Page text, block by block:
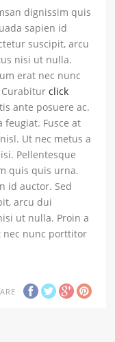
dignissim quis
sapien id
suscipit, arcu
nisi ut nulla.
erat nec nunc
Curabiturclick
ante posuere ac.
feugiat. Fusce at
Ut nec metus a
Pellentesque
quis quis urna.
id auctor. Sed
arcu dui
ut nulla. Proin a
nec nunc porttitor